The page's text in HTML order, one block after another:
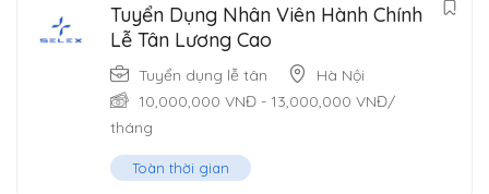
Tuyển Dụng Nhân Viên Hành Chính
Lễ Tân Lương Cao
Tuyển dụng lễ tân
Hà Nội
10,000,000 VNĐ - 13,000,000 VNĐ/
tháng
Toàn thời gian